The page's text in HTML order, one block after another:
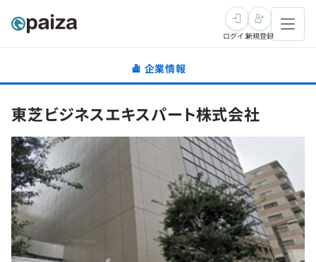
求人検索
インタビュー
転職成功ガイド
転職エージェント
未経験転職
求人検索
インタビュー
転職成功ガイド
新卒就活
求人検索
本選考
インターン
学習
講座一覧
問題集
スキルチェック
プログラミング言語
ゲーム・マンガ
ログイン新規登録
企業情報
東芝ビジネスエキスパート株式会社